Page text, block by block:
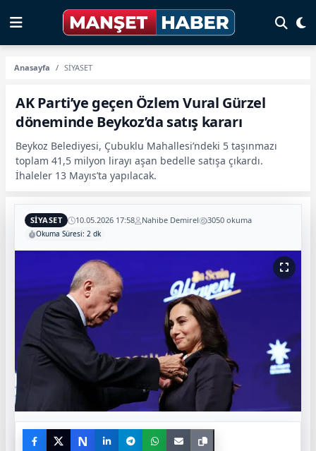
Anasayfa SİYASET
AK Parti’ye geçen Özlem Vural Gürzel
döneminde Beykoz’da satış kararı
Beykoz Belediyesi, Çubuklu Mahallesi’ndeki 5 taşınmazı
toplam 41,5 milyon lirayı aşan bedelle satışa çıkardı.
İhaleler 13 Mayıs’ta yapılacak.
SİYASET 10.05.2026 17:58 Nahibe Demirel 3050 okuma
Okuma Süresi: 2 dk
N